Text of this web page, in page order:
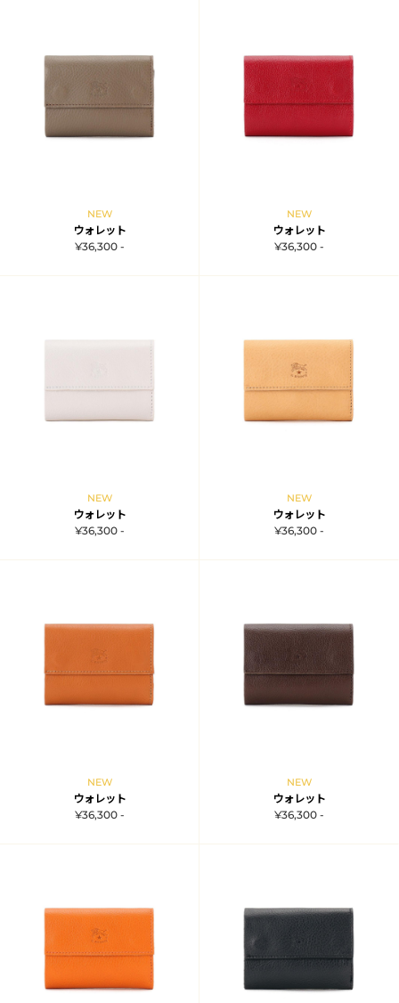
NEW
ウォレット
¥36,300 -
NEW
ウォレット
¥36,300 -
NEW
ウォレット
¥36,300 -
NEW
ウォレット
¥36,300 -
NEW
ウォレット
¥36,300 -
NEW
ウォレット
¥36,300 -